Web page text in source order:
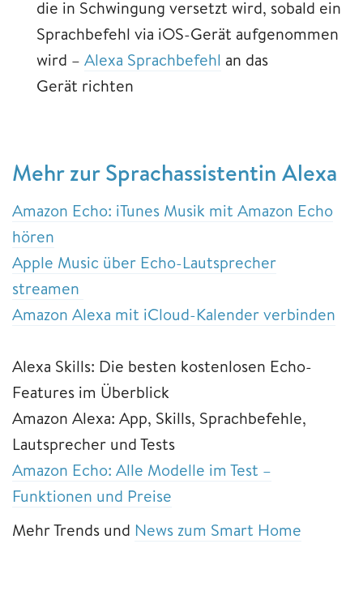
die in Schwingung versetzt wird, sobald ein
Sprachbefehl via iOS-Gerät aufgenommen
wird – Alexa Sprachbefehl an das
Gerät richten
Mehr zur Sprachassistentin Alexa
Amazon Echo: iTunes Musik mit Amazon Echo
hören
Apple Music über Echo-Lautsprecher
streamen
Amazon Alexa mit iCloud-Kalender verbinden
Alexa Skills: Die besten kostenlosen Echo-
Features im Überblick
Amazon Alexa: App, Skills, Sprachbefehle,
Lautsprecher und Tests
Amazon Echo: Alle Modelle im Test –
Funktionen und Preise
Mehr Trends und News zum Smart Home